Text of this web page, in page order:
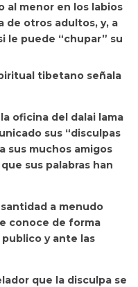
al menor en los labios
de otros adultos, y, a
le puede “chupar” su
tibetano señala
oficina del dalai lama
sus “disculpas
sus muchos amigos
sus palabras han
a menudo
conoce de forma
y ante las
que la disculpa se